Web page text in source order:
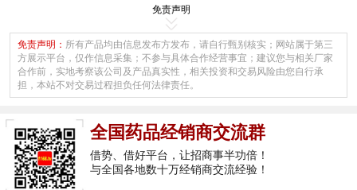
免责声明
免责声明： 所有产品均由信息发布方发布，请自行甄别核实；网站属于第三
方展示平台，仅作信息采集；不参与具体合作经营事宜；建议您与相关厂家
合作前，实地考察该公司及产品真实性，相关投资和交易风险由您自行承
担，本站不对交易过程担负任何法律责任。
全国药品经销商交流群
借势、借好平台，让招商事半功倍！
与全国各地数十万经销商交流经验！